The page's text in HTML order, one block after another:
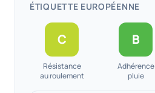
ÉTIQUETTE EUROPÉENNE
C
Résistance
au roulement
B
Adhérence
pluie